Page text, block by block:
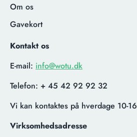
Om os
Gavekort
Kontakt os
E-mail: info@wotu.dk
Telefon: + 45 42 92 92 32
Vi kan kontaktes på hverdage 10-16
Virksomhedsadresse